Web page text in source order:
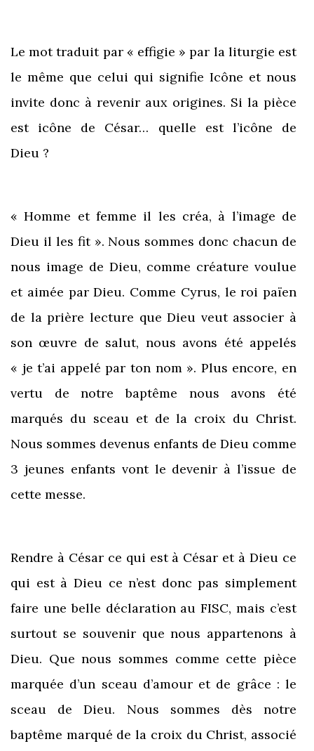
Le mot traduit par « effigie » par la liturgie est
le même que celui qui signifie Icône et nous
invite donc à revenir aux origines. Si la pièce
est icône de César… quelle est l’icône de
Dieu ?
« Homme et femme il les créa, à l’image de
Dieu il les fit ». Nous sommes donc chacun de
nous image de Dieu, comme créature voulue
et aimée par Dieu. Comme Cyrus, le roi païen
de la prière lecture que Dieu veut associer à
son œuvre de salut, nous avons été appelés
« je t’ai appelé par ton nom ». Plus encore, en
vertu de notre baptême nous avons été
marqués du sceau et de la croix du Christ.
Nous sommes devenus enfants de Dieu comme
3 jeunes enfants vont le devenir à l’issue de
cette messe.
Rendre à César ce qui est à César et à Dieu ce
qui est à Dieu ce n’est donc pas simplement
faire une belle déclaration au FISC, mais c’est
surtout se souvenir que nous appartenons à
Dieu. Que nous sommes comme cette pièce
marquée d’un sceau d’amour et de grâce : le
sceau de Dieu. Nous sommes dès notre
baptême marqué de la croix du Christ, associé